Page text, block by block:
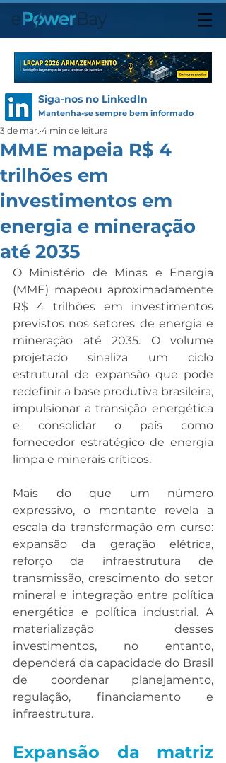
Siga-nos no LinkedIn
Mantenha-se sempre bem informado
MME mapeia R$ 4
trilhões em
investimentos em
energia e mineração
até 2035
3 de mar. 4 min de leitura
O Ministério de Minas e Energia
(MME) mapeou aproximadamente
R$ 4 trilhões em investimentos
previstos nos setores de energia e
mineração até 2035. O volume
projetado sinaliza um ciclo
estrutural de expansão que pode
redefinir a base produtiva brasileira,
impulsionar a transição energética
e consolidar o país como
fornecedor estratégico de energia
limpa e minerais críticos.
Mais do que um número
expressivo, o montante revela a
escala da transformação em curso:
expansão da geração elétrica,
reforço da infraestrutura de
transmissão, crescimento do setor
mineral e integração entre política
energética e política industrial. A
materialização desses
investimentos, no entanto,
dependerá da capacidade do Brasil
de coordenar planejamento,
regulação, financiamento e
infraestrutura.
Expansão da matriz